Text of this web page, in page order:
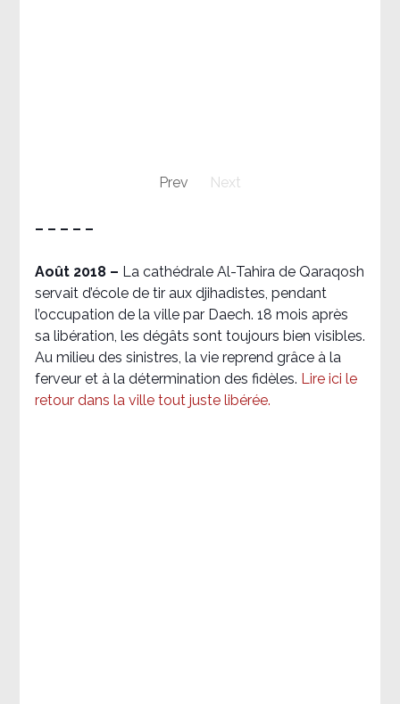
Prev Next
– – – – –
Août 2018 – La cathédrale Al-Tahira de Qaraqosh
servait d’école de tir aux djihadistes, pendant
l’occupation de la ville par Daech. 18 mois après
sa libération, les dégâts sont toujours bien visibles.
Au milieu des sinistres, la vie reprend grâce à la
ferveur et à la détermination des fidèles. Lire ici le
retour dans la ville tout juste libérée.